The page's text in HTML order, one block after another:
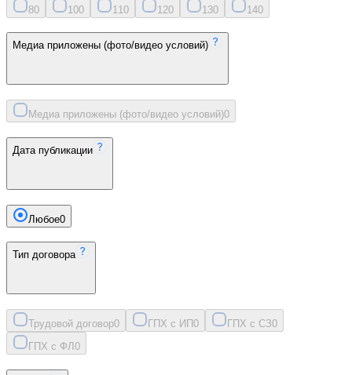
80 100 11 0 120 130 140
Медиа приложены (фото/видео условий)
Медиа приложены (фото/видео условий)0
Дата публикации
Любое0
Тип договора
Трудовой договор0 ГПХ с ИП0 ГПХ с СЗ0
ГПХ с ФЛ 0